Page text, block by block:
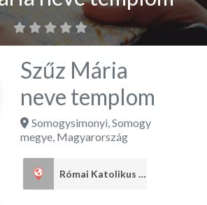
Szűz Mária
neve templom
Somogysimonyi,Somogy
megye, Magyarország
Római Katolikus egyház